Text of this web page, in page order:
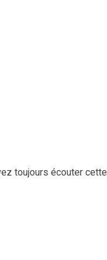
toujours écouter cette